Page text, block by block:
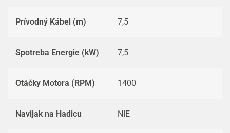
Prívodný Kábel (m) 7,5
Spotreba Energie (kW) 7,5
Otáčky Motora (RPM) 1400
Navijak na Hadicu NIE